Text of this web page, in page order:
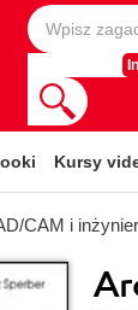
Kursy
CAM i